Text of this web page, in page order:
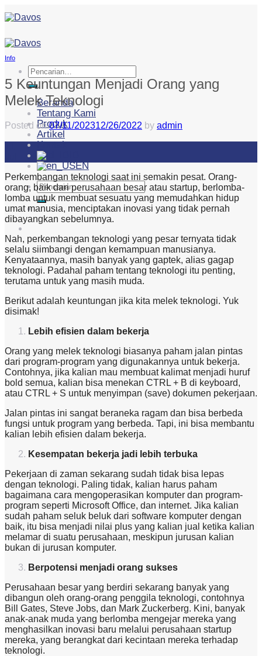
to
Pencarian
untuk:
Beranda
Tentang Kami
Produk
Artikel
Kontak
EN
Pencarian
untuk:
Info
5 Keuntungan Menjadi Orang yang
Melek Teknologi
Posted on07/11/202312/26/2022 by admin
Perkembangan teknologi saat ini semakin pesat. Orang-
orang, baik dari perusahaan besar atau startup, berlomba-
lomba untuk membuat sesuatu yang memudahkan hidup
umat manusia, menciptakan inovasi yang tidak pernah
dibayangkan sebelumnya.
Nah, perkembangan teknologi yang pesar ternyata tidak
selalu siimbangi dengan kemampuan manusianya.
Kenyataannya, masih banyak yang gaptek, alias gagap
teknologi. Padahal paham tentang teknologi itu penting,
terutama untuk yang masih muda.
Berikut adalah keuntungan jika kita melek teknologi. Yuk
disimak!
Lebih efisien dalam bekerja
Orang yang melek teknologi biasanya paham jalan pintas
dari program-program yang digunakannya untuk bekerja.
Contohnya, jika kalian mau membuat kalimat menjadi huruf
bold semua, kalian bisa menekan CTRL + B di keyboard,
atau CTRL + S untuk menyimpan (save) dokumen pekerjaan.
Jalan pintas ini sangat beraneka ragam dan bisa berbeda
fungsi untuk program yang berbeda. Tapi, ini bisa membantu
kalian lebih efisien dalam bekerja.
Kesempatan bekerja jadi lebih terbuka
Pekerjaan di zaman sekarang sudah tidak bisa lepas
dengan teknologi. Paling tidak, kalian harus paham
bagaimana cara mengoperasikan komputer dan program-
program seperti Microsoft Office, dan internet. Jika kalian
sudah paham seluk beluk dari software komputer dengan
baik, itu bisa menjadi nilai plus yang kalian jual ketika kalian
melamar di suatu perusahaan, meskipun jurusan kalian
bukan di jurusan komputer.
Berpotensi menjadi orang sukses
Perusahaan besar yang berdiri sekarang banyak yang
dibangun oleh orang-orang penggila teknologi, contohnya
Bill Gates, Steve Jobs, dan Mark Zuckerberg. Kini, banyak
anak-anak muda yang berlomba mengejar mereka yang
menghasilkan inovasi baru melalui perusahaan startup
mereka, yang berangkat dari kecintaan mereka terhadap
teknologi.